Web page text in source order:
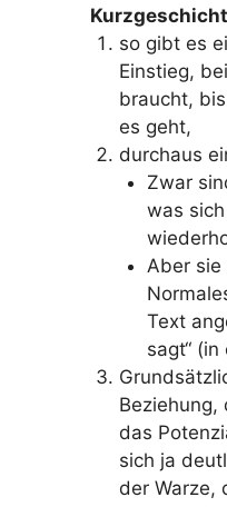
so gibt es
Einstieg,
braucht,
es geht,
durchaus
Zwar
was
Aber
Text
sagt“
Beziehung,
das
sich ja
der Warze,